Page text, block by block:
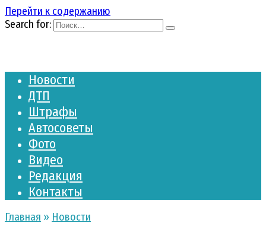
Перейти к содержанию
Search for:
Новости
ДТП
Штрафы
Автосоветы
Фото
Видео
Редакция
Контакты
Главная » Новости